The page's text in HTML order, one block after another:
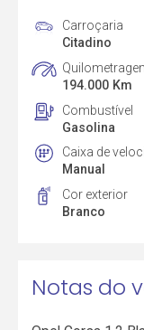
Carroçaria
Citadino
194.000 Km
Combustível
Gasolina
Caixa de
Manual
Cor exterior
Branco
Notas do